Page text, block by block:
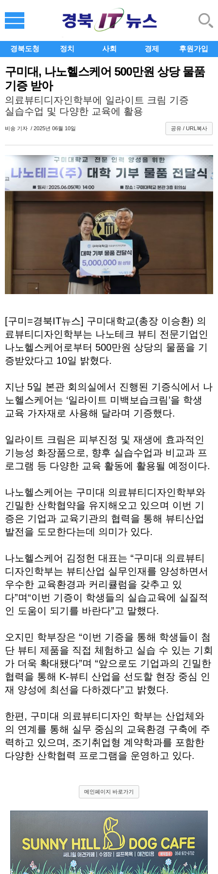
경북도청 정치 사회 경제 후원가입
구미대, 나노헬스케어 500만원 상당 물품
기증 받아
의료뷰티디자인학부에 일라이트 크림 기증
실습수업 및 다양한 교육에 활용
비송 기자 / 2025년 06월 10일 공유 / URL복사
[구미=경북IT뉴스] 구미대학교(총장 이승환) 의
료뷰티디자인학부는 나노테크 뷰티 전문기업인
나노헬스케어로부터 500만원 상당의 물품을 기
증받았다고 10일 밝혔다.
지난 5일 본관 회의실에서 진행된 기증식에서 나
노헬스케어는 ‘일라이트 미백보습크림’을 학생
교육 가자재로 사용해 달라며 기증했다.
일라이트 크림은 피부진정 및 재생에 효과적인
기능성 화장품으로, 향후 실습수업과 비교과 프
로그램 등 다양한 교육 활동에 활용될 예정이다.
나노헬스케어는 구미대 의료뷰티디자인학부와
긴밀한 산학협약을 유지해오고 있으며 이번 기
증은 기업과 교육기관의 협력을 통해 뷰티산업
발전을 도모한다는데 의미가 있다.
나노헬스케어 김정헌 대표는 “구미대 의료뷰티
디자인학부는 뷰티산업 실무인재를 양성하면서
우수한 교육환경과 커리큘럼을 갖추고 있
다”며“이번 기증이 학생들의 실습교육에 실질적
인 도움이 되기를 바란다”고 말했다.
오지민 학부장은 “이번 기증을 통해 학생들이 첨
단 뷰티 제품을 직접 체험하고 실습 수 있는 기회
가 더욱 확대됐다”며 “앞으로도 기업과의 긴밀한
협력을 통해 K-뷰티 산업을 선도할 현장 중심 인
재 양성에 최선을 다하겠다”고 밝혔다.
한편, 구미대 의료뷰티디자인 학부는 산업체와
의 연계를 통해 실무 중심의 교육환경 구축에 주
력하고 있으며, 조기취업형 계약학과를 포함한
다양한 산학협력 프로그램을 운영하고 있다.
메인페이지 바로가기